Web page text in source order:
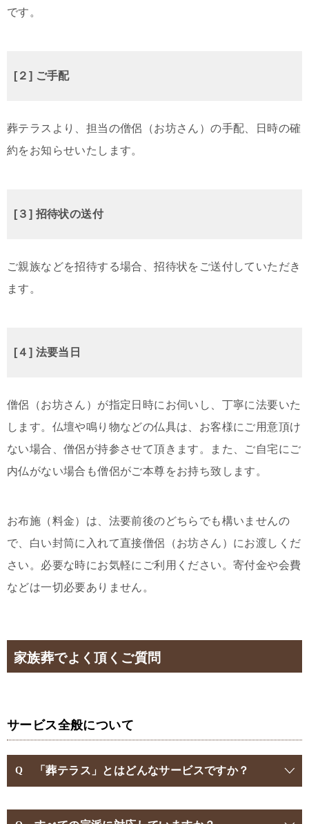
です。
[２] ご手配
葬テラスより、担当の僧侶（お坊さん）の手配、日時の確
約をお知らせいたします。
[３] 招待状の送付
ご親族などを招待する場合、招待状をご送付していただき
ます。
[４] 法要当日
僧侶（お坊さん）が指定日時にお伺いし、丁寧に法要いた
します。仏壇や鳴り物などの仏具は、お客様にご用意頂け
ない場合、僧侶が持参させて頂きます。また、ご自宅にご
内仏がない場合も僧侶がご本尊をお持ち致します。
お布施（料金）は、法要前後のどちらでも構いませんの
で、白い封筒に入れて直接僧侶（お坊さん）にお渡しくだ
さい。必要な時にお気軽にご利用ください。寄付金や会費
などは一切必要ありません。
家族葬でよく頂くご質問
サービス全般について
「葬テラス」とはどんなサービスですか？